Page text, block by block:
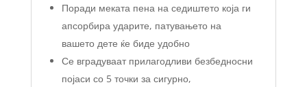
Поради меката пена на седиштето која ги
апсорбира ударите, патувањето на
вашето дете ќе биде удобно
Се вградуваат прилагодливи безбедносни
појаси со 5 точки за сигурно,